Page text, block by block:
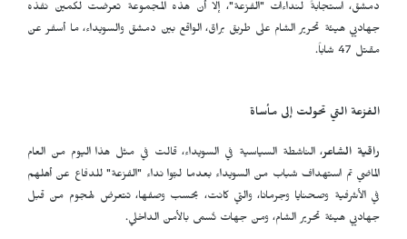
دمشق، استجابةً لنداءات "الفزعة"، إلا أن هذه المجموعة تعرضت لكمين نفذه
جهاديي هيئة تحرير الشام على طريق براق، الواقع بين دمشق والسويداء، ما أسفر عن
مقتل 47 شاباً.
الفزعة التي تحولت إلى مأساة
راقية الشاعر، الناشطة السياسية في السويداء، قالت في مثل هذا اليوم من العام
الماضي تم استهداف شباب من السويداء بعدما لبّوا نداء "الفزعة" للدفاع عن أهلهم
في الأشرفية وصحنايا وجرمانا، والتي كانت، بحسب وصفها، تتعرض لهجوم من قبل
جهاديي هيئة تحرير الشام، ومن جهات تُسمى بالأمن الداخلي.